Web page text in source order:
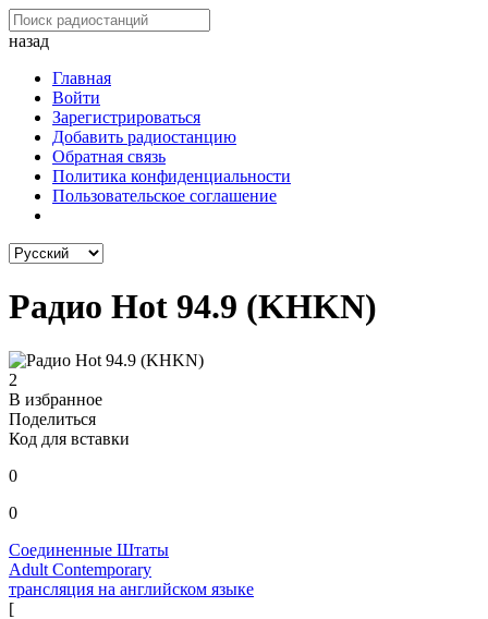
назад
Главная
Войти
Зарегистрироваться
Добавить радиостанцию
Обратная связь
Политика конфиденциальности
Пользовательское соглашение
Радио Hot 94.9 (KHKN)
2
В избранное
Поделиться
Код для вставки
0
0
Соединенные Штаты
Adult Contemporary
трансляция на английском языке
[